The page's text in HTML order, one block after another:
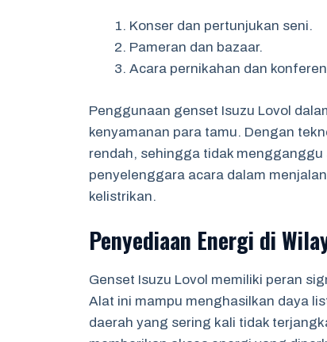
Konser dan pertunjukan seni.
Pameran dan bazaar.
Acara pernikahan dan
Penggunaan genset Isuzu Lovol
kenyamanan para tamu. Dengan
rendah, sehingga tidak
penyelenggara acara dalam
kelistrikan.
Penyediaan Energi di
Genset Isuzu Lovol memiliki peran
Alat ini mampu menghasilkan daya
daerah yang sering kali tidak